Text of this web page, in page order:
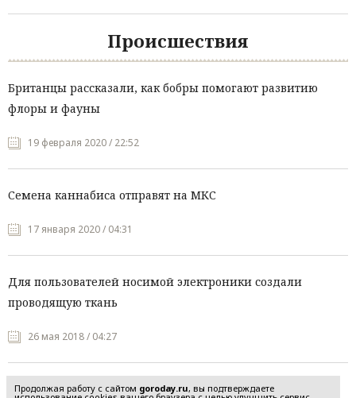
Происшествия
Британцы рассказали, как бобры помогают развитию
флоры и фауны
19 февраля 2020 / 22:52
Семена каннабиса отправят на МКС
17 января 2020 / 04:31
Для пользователей носимой электроники создали
проводящую ткань
26 мая 2018 / 04:27
Продолжая работу с сайтом goroday.ru, вы подтверждаете